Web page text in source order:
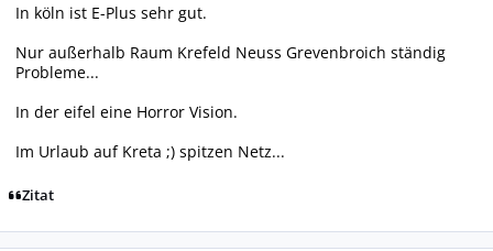
In köln ist E-Plus sehr gut.
Nur außerhalb Raum Krefeld Neuss Grevenbroich ständig
Probleme...
In der eifel eine Horror Vision.
Im Urlaub auf Kreta ;) spitzen Netz...
Zitat